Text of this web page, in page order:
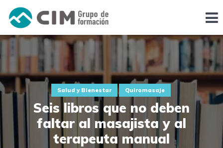
Salud y Bienestar Quiromasaje
Seis libros que no deben
faltar al masajista y al
terapeuta manual